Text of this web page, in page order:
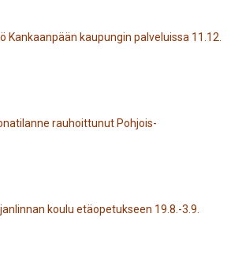
Kankaanpään kaupungin palveluissa 11.12.
rauhoittunut Pohjois-
koulu etäopetukseen 19.8.-3.9.